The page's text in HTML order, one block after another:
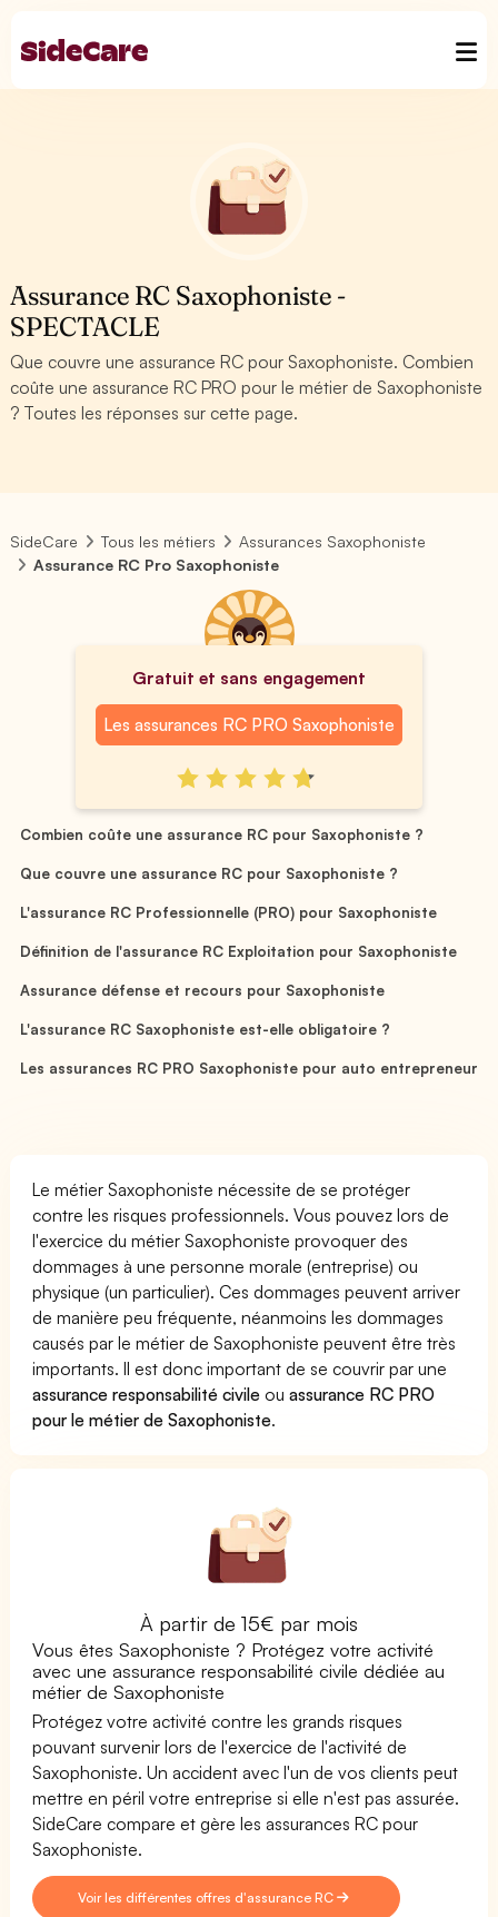
Assurance RC Saxophoniste -
SPECTACLE
Que couvre une assurance RC pour Saxophoniste. Combien
coûte une assurance RC PRO pour le métier de Saxophoniste
? Toutes les réponses sur cette page.
SideCare Tous les métiers
Assurances Saxophoniste
Assurance RC Pro Saxophoniste
Gratuit et sans engagement
Les assurances RC PRO Saxophoniste
Combien coûte une assurance RC pour Saxophoniste ?
Que couvre une assurance RC pour Saxophoniste ?
L'assurance RC Professionnelle (PRO) pour Saxophoniste
Définition de l'assurance RC Exploitation pour Saxophoniste
Assurance défense et recours pour Saxophoniste
L'assurance RC Saxophoniste est-elle obligatoire ?
Les assurances RC PRO Saxophoniste pour auto entrepreneur
Le métier Saxophoniste nécessite de se protéger
contre les risques professionnels. Vous pouvez lors de
l'exercice du métier Saxophoniste provoquer des
dommages à une personne morale (entreprise) ou
physique (un particulier). Ces dommages peuvent arriver
de manière peu fréquente, néanmoins les dommages
causés par le métier de Saxophoniste peuvent être très
importants. Il est donc important de se couvrir par une
assurance responsabilité civile ouassurance RC PRO
pour le métier de Saxophoniste.
À partir de 15€ par mois
Vous êtes Saxophoniste ? Protégez votre activité
avec une assurance responsabilité civile dédiée au
métier de Saxophoniste
Protégez votre activité contre les grands risques
pouvant survenir lors de l'exercice de l'activité de
Saxophoniste. Un accident avec l'un de vos clients peut
mettre en péril votre entreprise si elle n'est pas assurée.
SideCare compare et gère les assurances RC pour
Saxophoniste.
Voir les différentes offres d'assurance RC